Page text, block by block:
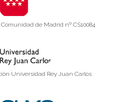
de Madrid nº CS10084
Universidad Rey Juan Carlos